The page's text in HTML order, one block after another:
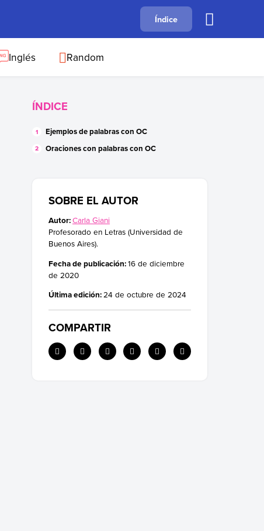
B C F
Índice
Inglés Random
ÍNDICE
Ejemplos de palabras con OC
Oraciones con palabras con OC
SOBRE EL AUTOR
Autor:Carla Giani
Profesorado en Letras (Universidad de
Buenos Aires).
Fecha de publicación:16 de diciembre
de 2020
Última edición:24 de octubre de 2024
COMPARTIR